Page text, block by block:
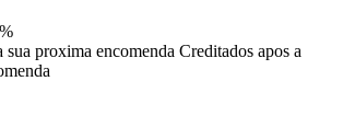
sua proxima encomenda Creditados apos a